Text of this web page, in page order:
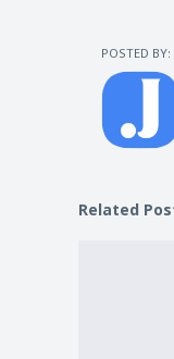
POSTED BY:
Related